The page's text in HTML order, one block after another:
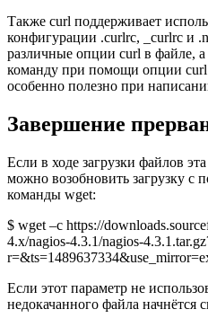
Также curl поддерживает
конфигурации .curlrc, _curlrc и
различные опции curl в файле, а
команду при помощи опции
особенно полезно при
Завершение
Если в ходе загрузки файлов
можно возобновить загрузку с
команды wget:
$ wget –c https://
4.x/nagios-4.3.1/nagios-
Если этот параметр не
недокачанного файла начнётся